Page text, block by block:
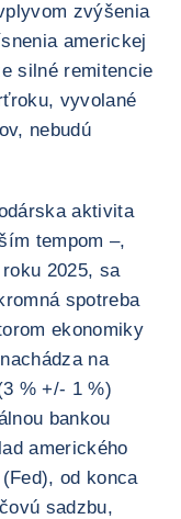
zvýšenia
americkej
silné remitencie
vyvolané
nebudú
aktivita
tempom –,
2025, sa
spotreba
ekonomiky
na
% +/- 1 %)
bankou
amerického
od konca
sadzbu,